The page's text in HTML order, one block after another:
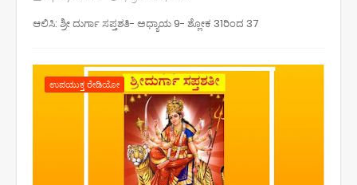
ಆಲಿಸಿ: ಶ್ರೀ ದುರ್ಗಾ ಸಪ್ತಶತಿ- ಅಧ್ಯಾಯ 9- ಶ್ಲೋಕ 31ರಿಂದ 37
ಉಪಯುಕ್ತ ರೇಡಿಯೋ